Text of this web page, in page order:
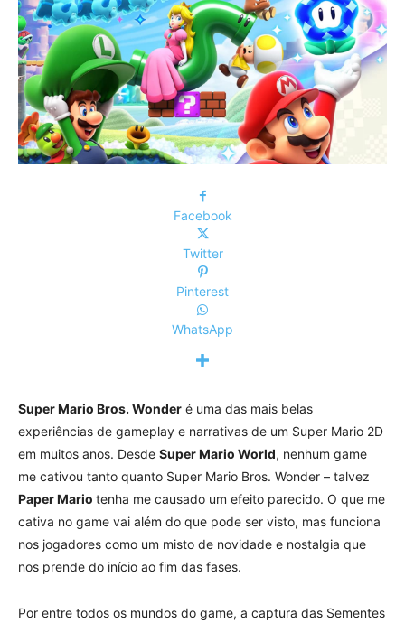
Facebook
Twitter
Pinterest
WhatsApp
Super Mario Bros. Wonder é uma das mais belas
experiências de gameplay e narrativas de um Super Mario 2D
em muitos anos. Desde Super Mario World, nenhum game
me cativou tanto quanto Super Mario Bros. Wonder – talvez
Paper Mario tenha me causado um efeito parecido. O que me
cativa no game vai além do que pode ser visto, mas funciona
nos jogadores como um misto de novidade e nostalgia que
nos prende do início ao fim das fases.
Por entre todos os mundos do game, a captura das Sementes